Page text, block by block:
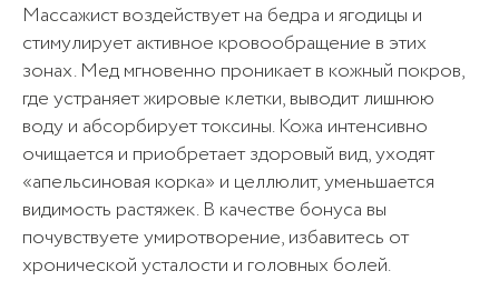
Массажист воздействует на бедра и ягодицы и
стимулирует активное кровообращение в этих
зонах. Мед мгновенно проникает в кожный покров,
где устраняет жировые клетки, выводит лишнюю
воду и абсорбирует токсины. Кожа интенсивно
очищается и приобретает здоровый вид, уходят
«апельсиновая корка» и целлюлит, уменьшается
видимость растяжек. В качестве бонуса вы
почувствуете умиротворение, избавитесь от
хронической усталости и головных болей.
Отправить
Отмечая, вы даете согласие
наобработку персональных данных
Отправить
Отмечая, вы даете согласие
наобработку персональных данных
Отправить
Отправить
Отправить
Отмечая, вы даёте согласие
на обработку персональных данных